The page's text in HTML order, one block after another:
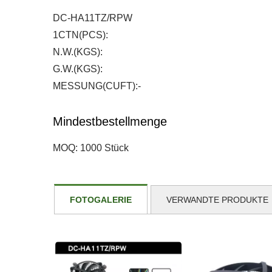
DC-HA11TZ/RPW
1CTN(PCS):
N.W.(KGS):
G.W.(KGS):
MESSUNG(CUFT):-
Mindestbestellmenge
MOQ: 1000 Stück
FOTOGALERIE VERWANDTE PRODUKTE